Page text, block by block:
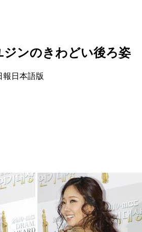
ジンのきわどい後ろ姿
日本語版